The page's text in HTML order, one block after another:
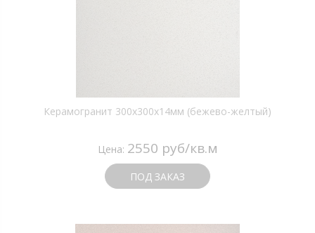
Керамогранит 300х300х14мм (бежево-желтый)
Цена: 2550 руб/кв.м
ПОД ЗАКАЗ